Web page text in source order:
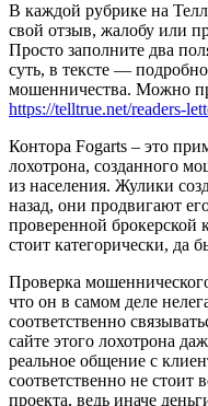
В каждой рубрике на
свой отзыв, жалобу или
Просто заполните два
суть, в тексте —
мошенничества. Можно
https://telltrue.net/readers-
Контора Fogarts – это
лохотрона, созданного
из населения. Жулики
назад, они продвигают
проверенной брокерской
стоит категорически, да
Проверка
что он в самом деле
соответственно
сайте этого лохотрона
реальное общение с
соответственно не стоит
проекта, ведь иначе